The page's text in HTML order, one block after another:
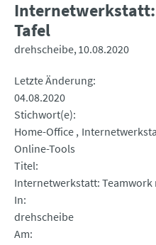
Tafel
drehscheibe 10.08.2020
Letzte Änderung
04.08.2020
Stichwort(e)
Home-Office
Online-Tools
Titel
Internetwerkstatt: Teamwork
In
drehscheibe
Am